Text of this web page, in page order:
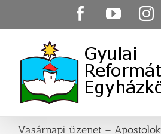
Facebook
Vasárnapi üzenet –